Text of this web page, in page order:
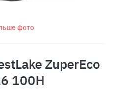
фото
ZuperEco
100H